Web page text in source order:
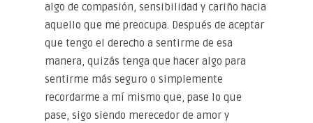
algo de compasión, sensibilidad y cariño hacia
aquello que me preocupa. Después de aceptar
que tengo el derecho a sentirme de esa
manera, quizás tenga que hacer algo para
sentirme más seguro o simplemente
recordarme a mí mismo que, pase lo que
pase, sigo siendo merecedor de amor y